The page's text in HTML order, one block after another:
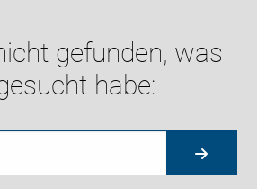
gefunden, was
habe: